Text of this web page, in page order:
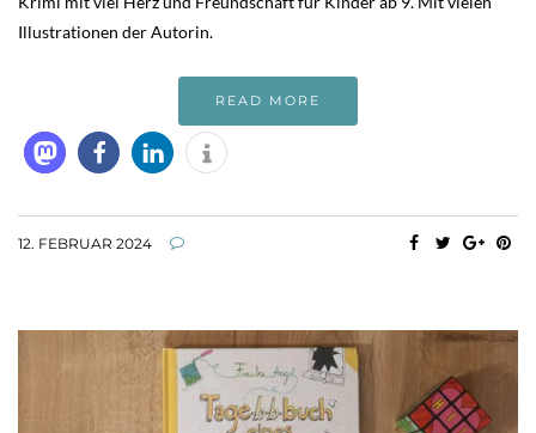
Illustrationen der Autorin.
READ MORE
12. FEBRUAR 2024